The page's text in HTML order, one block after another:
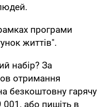
програми
життів".
набір? За
отримання
безкоштовну гарячу
або пишіть в